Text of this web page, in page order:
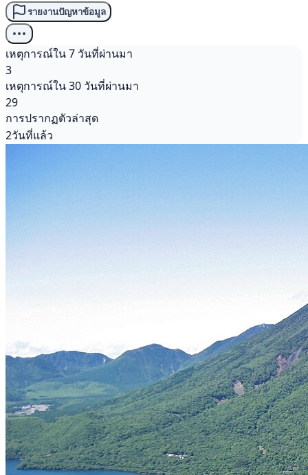
รายงานปัญหาข้อมูล
เหตุการณ์ใน 7 วันที่ผ่านมา
3
เหตุการณ์ใน 30 วันที่ผ่านมา
29
การปรากฏตัวล่าสุด
2วันที่แล้ว